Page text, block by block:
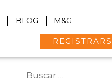
BLOG M&G